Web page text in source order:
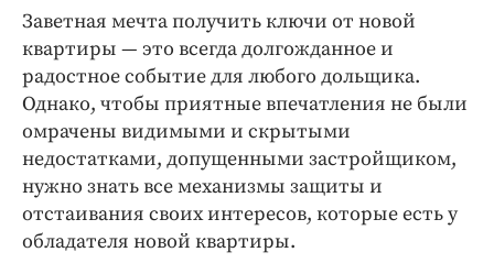
Заветная мечта получить ключи от новой
квартиры — это всегда долгожданное и
радостное событие для любого дольщика.
Однако, чтобы приятные впечатления не были
омрачены видимыми и скрытыми
недостатками, допущенными застройщиком,
нужно знать все механизмы защиты и
отстаивания своих интересов, которые есть у
обладателя новой квартиры.